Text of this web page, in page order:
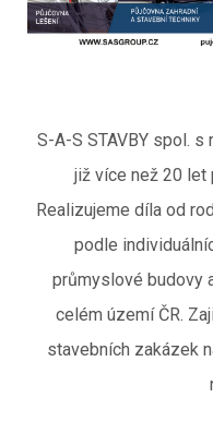
S-A-S STAVBY spol.
již více než 20 let
Realizujeme díla od
podle
průmyslové budovy
celém území ČR.
stavebních zakázek